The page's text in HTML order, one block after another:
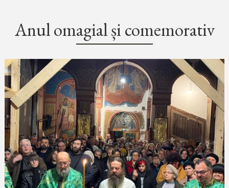
Anul omagial și comemorativ